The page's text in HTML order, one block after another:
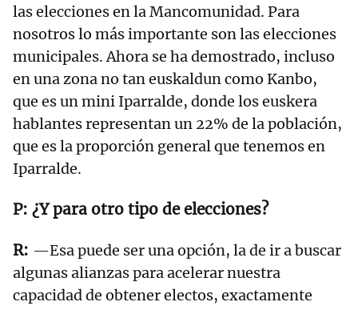
las elecciones en la Mancomunidad. Para
nosotros lo más importante son las elecciones
municipales. Ahora se ha demostrado, incluso
en una zona no tan euskaldun como Kanbo,
que es un mini Iparralde, donde los euskera
hablantes representan un 22% de la población,
que es la proporción general que tenemos en
Iparralde.
¿Y para otro tipo de elecciones?
—Esa puede ser una opción, la de ir a buscar
algunas alianzas para acelerar nuestra
capacidad de obtener electos, exactamente